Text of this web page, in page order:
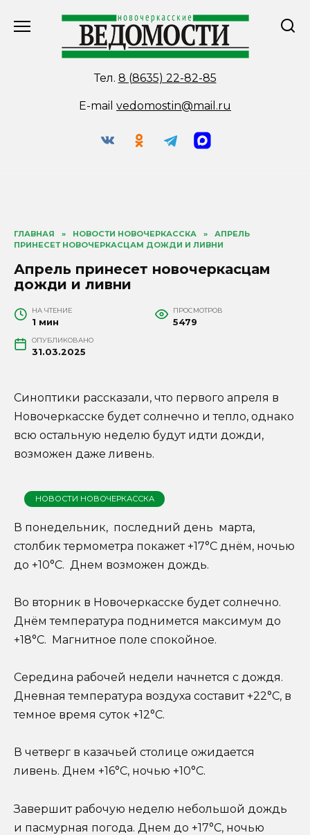
Тел. 8 (8635) 22-82-85
E-mail vedomostin@mail.ru
ГЛАВНАЯ » НОВОСТИ НОВОЧЕРКАССКА »
АПРЕЛЬ
ПРИНЕСЕТ НОВОЧЕРКАСЦАМ ДОЖДИ И ЛИВНИ
Апрель принесет новочеркасцам
дожди и ливни
НА ЧТЕНИЕ
1 мин
ПРОСМОТРОВ
5479
ОПУБЛИКОВАНО
31.03.2025
Синоптики рассказали, что первого апреля в
Новочеркасске будет солнечно и тепло, однако
всю остальную неделю будут идти дожди,
возможен даже ливень.
НОВОСТИ НОВОЧЕРКАССКА
В понедельник, последний день марта,
столбик термометра покажет +17°C днём, ночью
до +10°C. Днем возможен дождь.
Во вторник в Новочеркасске будет солнечно.
Днём температура поднимется максимум до
+18°C. Магнитное поле спокойное.
Середина рабочей недели начнется с дождя.
Дневная температура воздуха составит +22°C, в
темное время суток +12°C.
В четверг в казачьей столице ожидается
ливень. Днем +16°C, ночью +10°C.
Завершит рабочую неделю небольшой дождь
и пасмурная погода. Днем до +17°C, ночью